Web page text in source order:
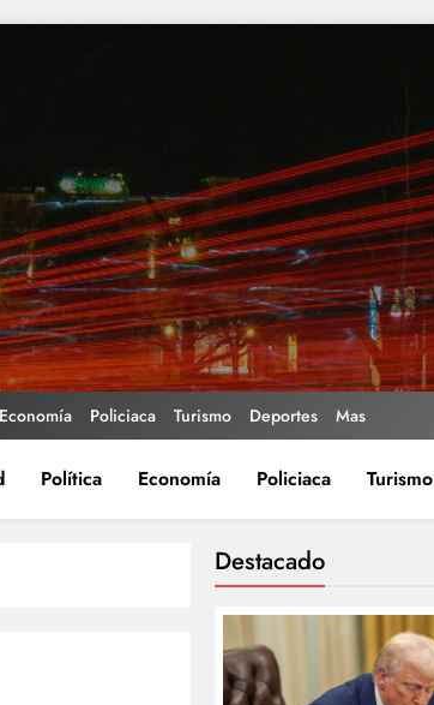
Economía Policiaca Turismo Deportes Mas
Política Economía Policiaca Turismo
Destacado